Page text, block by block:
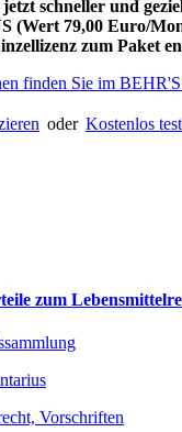
schneller und
(Wert 79,00 Euro/
zum Paket
finden Sie im
oder Kostenlos
zum
Vorschriften